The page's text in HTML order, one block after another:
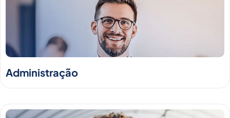
Administração